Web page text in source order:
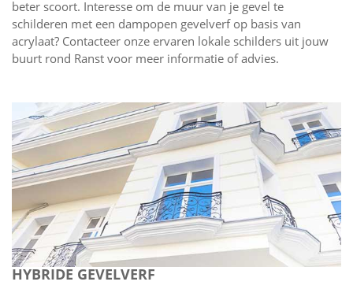
beter scoort. Interesse om de muur van je gevel te
schilderen met een dampopen gevelverf op basis van
acrylaat? Contacteer onze ervaren lokale schilders uit jouw
buurt rond Ranst voor meer informatie of advies.
HYBRIDE GEVELVERF